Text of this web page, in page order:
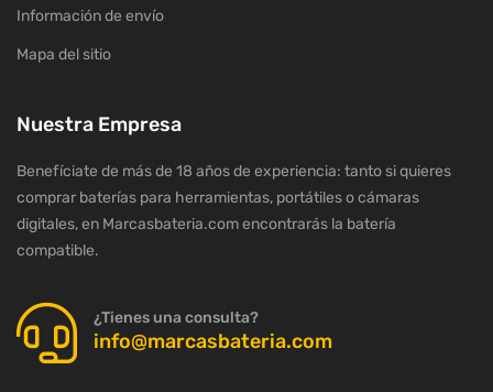
Información de envío
Mapa del sitio
Nuestra Empresa
Benefíciate de más de 18 años de experiencia: tanto si quieres
comprar baterías para herramientas, portátiles o cámaras
digitales, en Marcasbateria.com encontrarás la batería
compatible.
¿Tienes una consulta?
info@marcasbateria.com